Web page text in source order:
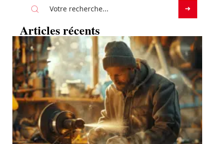
Articles récents